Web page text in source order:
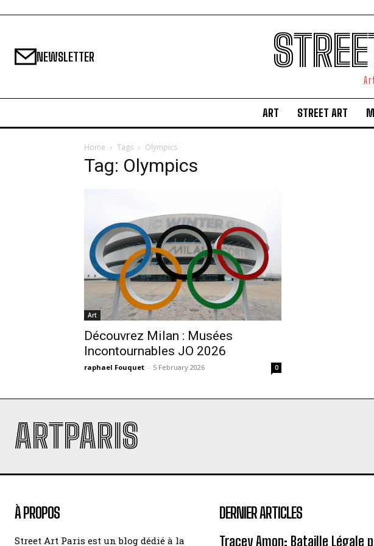
NEWSLETTER
ART STREET ART
Home Tags Olympics
Tag: Olympics
Art
Découvrez Milan : Musées
Incontournables JO 2026
raphael Fouquet - 5 February 2026 0
ARTPARIS
À PROPOS
Street Art Paris est un blog dédié à la
DERNIER ARTICLES
Tracey Amon: Bataille Légale